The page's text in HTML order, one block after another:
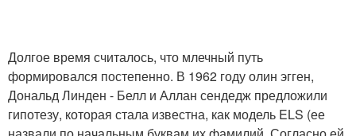
Долгое время считалось, что млечный путь
формировался постепенно. В 1962 году олин эгген,
Дональд Линден - Белл и Аллан сендедж предложили
гипотезу, которая стала известна, как модель ELS (ее